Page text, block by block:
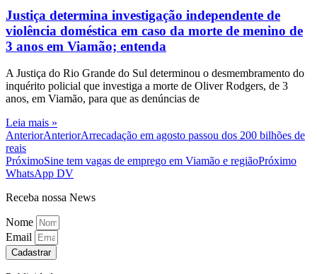
Justiça determina investigação independente de
violência doméstica em caso da morte de menino de
3 anos em Viamão; entenda
A Justiça do Rio Grande do Sul determinou o desmembramento do
inquérito policial que investiga a morte de Oliver Rodgers, de 3
anos, em Viamão, para que as denúncias de
Leia mais »
AnteriorAnteriorArrecadação em agosto passou dos 200 bilhões de
reais
PróximoSine tem vagas de emprego em Viamão e regiãoPróximo
WhatsApp DV
Receba nossa News
Nome
Email
Cadastrar